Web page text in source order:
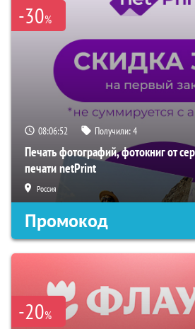
-30%
08:06:51 Получили:4
Печать фотографий, фотокниг от
печати netPrint
Россия
Промокод
-20%